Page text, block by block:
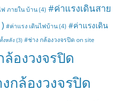
ฟ ภายใน บ้าน(4) #ค่าแรงเดินสาย
#ค่าแรง เดินไฟบ้าน(4) #ค่าแรงเดิน
งหลัง (3) #ช่าง กล้องวงจรปิด on site
องวงจรปิด
กล้องวงจรปิด